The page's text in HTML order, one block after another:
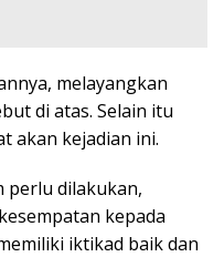
melayangkan
di atas. Selain itu
akan kejadian ini.
perlu dilakukan,
kepada
iktikad baik dan